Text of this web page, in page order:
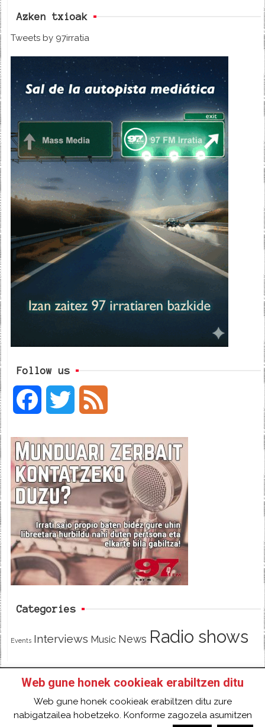
Azken txioak
Tweets by 97irratia
Follow us
c
e
b
o
o
i
t
t
e
e
d
Categories
Events Interviews Music News Radio shows
HOME
HAZTE SOCI@ DE 97FM IRRATIA
FACEBOOK
TWITTER CONTACT LOGIN
Web gune honek cookieak erabiltzen ditu
Web gune honek cookieak erabiltzen ditu zure
nabigatzailea hobetzeko. Konforme zagozela asumitzen